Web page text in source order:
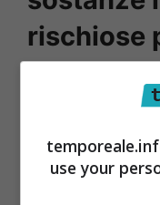
rischiose
Sui social, sta
condivisione un
suggerisce agli
use your